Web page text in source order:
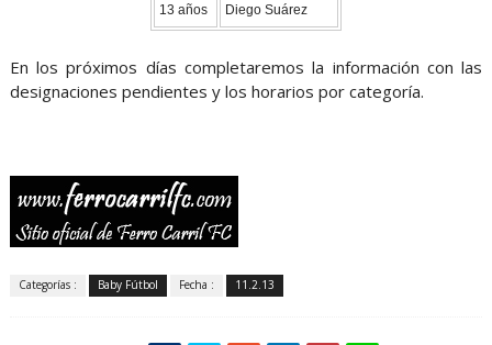
13 años Diego Suárez
En los próximos días completaremos la información con las
designaciones pendientes y los horarios por categoría.
Categorías : Baby Fútbol Fecha : 11.2.13